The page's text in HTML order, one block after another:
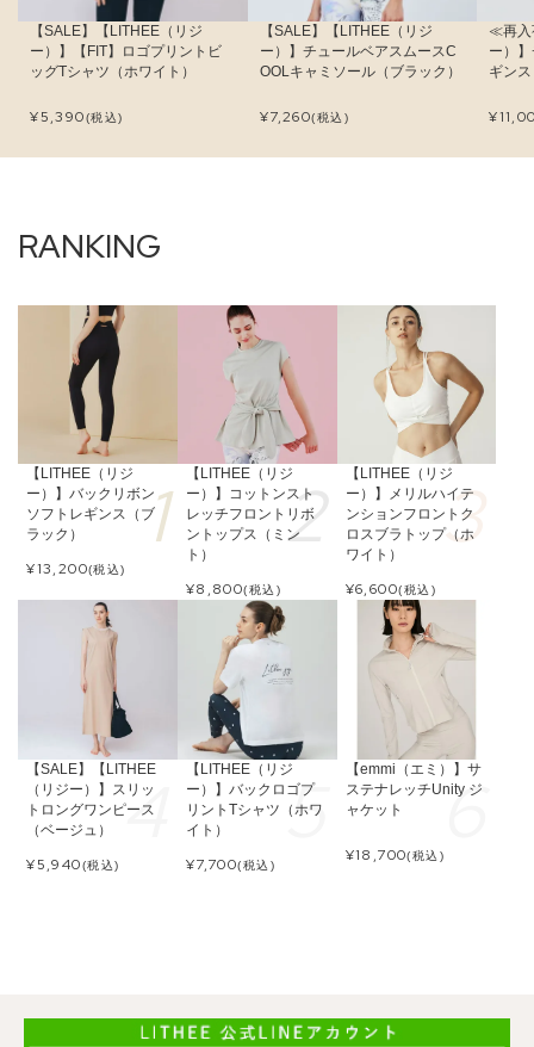
【SALE】【LITHEE（リジ
ー）】【FIT】ロゴプリントビ
ッグTシャツ（ホワイト）
¥5,390(税込)
【SALE】【LITHEE（リジ
ー）】チュールベアスムースC
OOLキャミソール（ブラック）
¥7,260(税込)
≪再入
ー）
ギン
¥
【LITHEE（リジ
ー）】バックリボン
ソフトレギンス（ブ
ラック）
¥13,200(税込)
【LITHEE（リジ
ー）】コットンスト
レッチフロントリボ
ントップス（ミン
ト）
¥8,800(税込)
【LITHEE（リジ
ー）】メリルハイテ
ンションフロントク
ロスブラトップ（ホ
ワイト）
¥6,600(税込)
【SALE】【LITHEE
（リジー）】スリッ
トロングワンピース
（ベージュ）
¥5,940(税込)
【LITHEE（リジ
ー）】バックロゴプ
リントTシャツ（ホワ
イト）
¥7,700(税込)
【emmi（エミ）】サ
ステナレッチUnity ジ
ャケット
¥18,700(税込)